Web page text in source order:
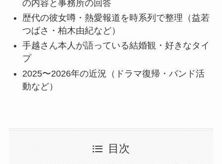
の内容と事務所の回答
歴代の彼女噂・熱愛報道を時系列で整理（益若
つばさ・柏木由紀など）
手越さん本人が語っている結婚観・好きなタイ
プ
2025〜2026年の近況（ドラマ復帰・バンド活
動など）
目次